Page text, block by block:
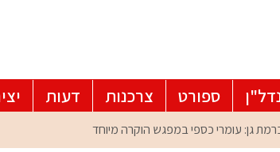
ספורט צרכנות דעות